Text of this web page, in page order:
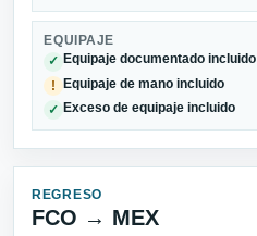
EQUIPAJE
✓ Equipaje documentado incluido
! Equipaje de mano incluido
✓ Exceso de equipaje incluido
REGRESO
FCO → MEX